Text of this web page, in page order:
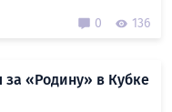
0 136
«Родину» в Кубке